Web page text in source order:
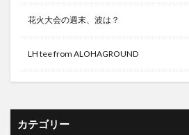
花火大会の週末、波は？
LH tee from ALOHAGROUND
カテゴリー